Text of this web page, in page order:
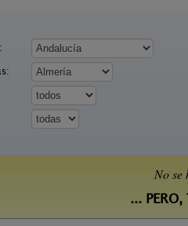
No se
... PERO,